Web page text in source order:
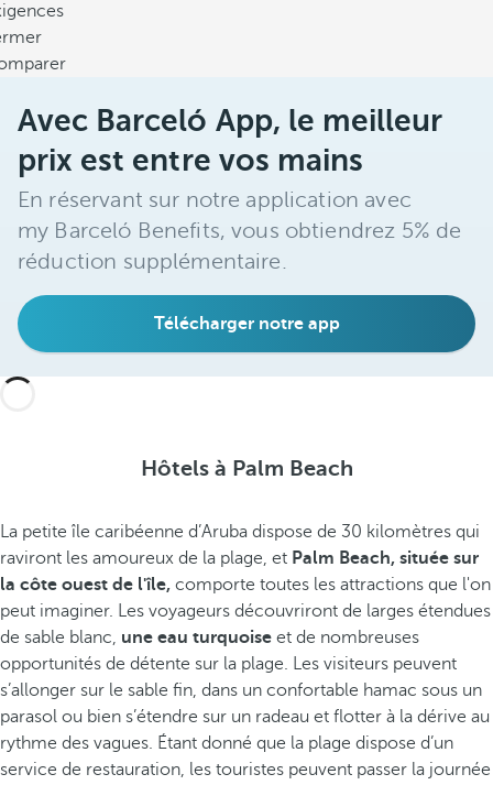
Avec Barceló App, le meilleur
prix est entre vos mains
En réservant sur notre application avec
my Barceló Benefits, vous obtiendrez 5% de
réduction supplémentaire.
Télécharger notre app
Hôtels à Palm Beach
La petite île caribéenne d’Aruba dispose de 30 kilomètres qui
raviront les amoureux de la plage, et Palm Beach, située sur
la côte ouest de l'île, comporte toutes les attractions que l'on
peut imaginer. Les voyageurs découvriront de larges étendues
de sable blanc, une eau turquoise et de nombreuses
opportunités de détente sur la plage. Les visiteurs peuvent
s’allonger sur le sable fin, dans un confortable hamac sous un
parasol ou bien s’étendre sur un radeau et flotter à la dérive au
rythme des vagues. Étant donné que la plage dispose d’un
service de restauration, les touristes peuvent passer la journée